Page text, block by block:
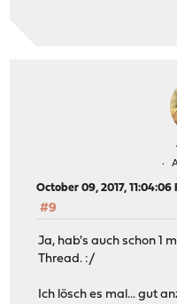
October 09, 2017, 11:04:06
#9
Ja, hab's auch schon 1
Thread. :/
Ich lösch es mal... gut